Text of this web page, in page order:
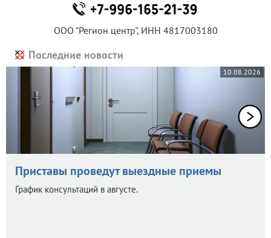
ООО "Регион центр", ИНН 4817003180
Последние новости
10.08.2026
Приставы проведут выездные приемы
График консультаций в августе.